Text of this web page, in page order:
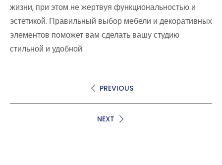
жизни, при этом не жертвуя функциональностью и
эстетикой. Правильный выбор мебели и декоративных
элементов поможет вам сделать вашу студию
стильной и удобной.
PREVIOUS
NEXT